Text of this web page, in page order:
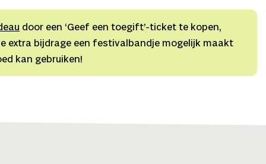
door een ‘Geef een toegift’-ticket te kopen,
extra bijdrage een festivalbandje mogelijk maakt
kan gebruiken!